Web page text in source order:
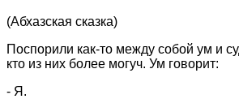
(Абхазская сказка)
Поспорили как-то между собой ум и
кто из них более могуч. Ум говорит:
- Я.